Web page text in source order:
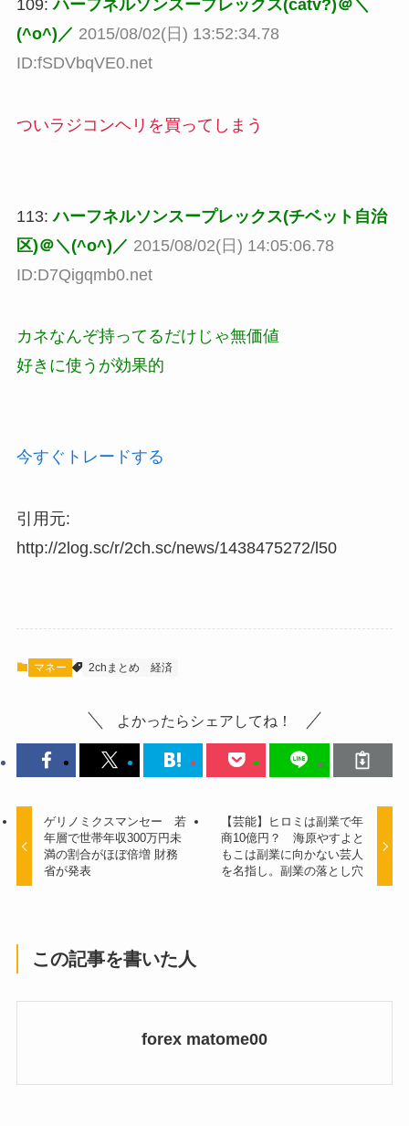
109:ハーフネルソンスープレックス(catv?)＠＼
(^o^)／ 2015/08/02(日) 13:52:34.78
ID:fSDVbqVE0.net
ついラジコンヘリを買ってしまう
113:ハーフネルソンスープレックス(チベット自治
区)＠＼(^o^)／ 2015/08/02(日) 14:05:06.78
ID:D7Qigqmb0.net
カネなんぞ持ってるだけじゃ無価値
好きに使うが効果的
今すぐトレードする
引用元:
http://2log.sc/r/2ch.sc/news/1438475272/l50
マネー 2chまとめ 経済
よかったらシェアしてね！
ゲリノミクスマンセー 若
年層で世帯年収300万円未
満の割合がほぼ倍増 財務
省が発表
【芸能】ヒロミは副業で年
商10億円？ 海原やすよと
もこは副業に向かない芸人
を名指し。副業の落とし穴
この記事を書いた人
forex matome00